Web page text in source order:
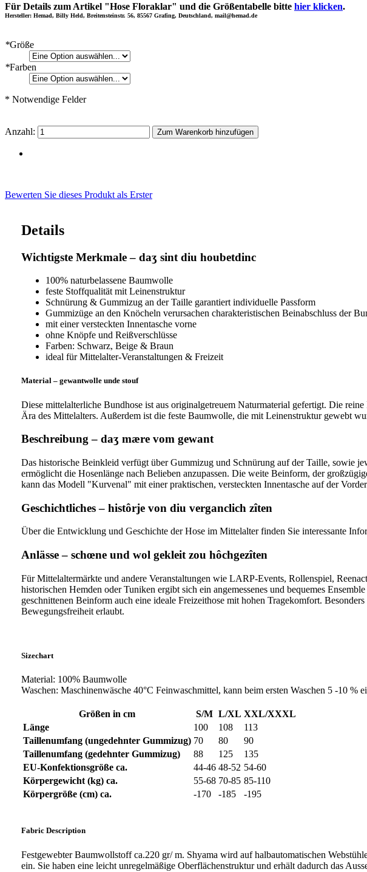
Für Details zum Artikel "Hose Floraklar" und die Größentabelle bitte hier klicken.
Hersteller: Hemad, Billy Held, Breitensteinstr. 56, 85567 Grafing, Deutschland, mail@hemad.de
*Größe
*Farben
* Notwendige Felder
Anzahl: Zum Warenkorb hinzufügen
Bewerten Sie dieses Produkt als Erster
Details
Wichtigste Merkmale – daʒ sint diu houbetdinc
100% naturbelassene Baumwolle
feste Stoffqualität mit Leinenstruktur
Schnürung & Gummizug an der Taille garantiert individuelle Passform
Gummizüge an den Knöcheln verursachen charakteristischen Beinabschluss der
mit einer versteckten Innentasche vorne
ohne Knöpfe und Reißverschlüsse
Farben: Schwarz, Beige & Braun
ideal für Mittelalter-Veranstaltungen & Freizeit
Material – gewantwolle unde stouf
Diese mittelalterliche Bundhose ist aus originalgetreuem Naturmaterial gefertigt. Die
Ära des Mittelalters. Außerdem ist die feste Baumwolle, die mit Leinenstruktur gewebt
Beschreibung – daʒ mære vom gewant
Das historische Beinkleid verfügt über Gummizug und Schnürung auf der Taille, sowie
ermöglicht die Hosenlänge nach Belieben anzupassen. Die weite Beinform, der
kann das Modell "Kurvenal" mit einer praktischen, versteckten Innentasche auf der
Geschichtliches – histôrje von diu verganclich zîten
Über die Entwicklung und Geschichte der Hose im Mittelalter finden Sie interessante
Anlässe – schœne und wol gekleit zou hôchgezîten
Für Mittelaltermärkte und andere Veranstaltungen wie LARP-Events, Rollenspiel,
historischen Hemden oder Tuniken ergibt sich ein angemessenes und bequemes
geschnittenen Beinform auch eine ideale Freizeithose mit hohen Tragekomfort.
Bewegungsfreiheit erlaubt.
Sizechart
Material: 100% Baumwolle
Waschen: Maschinenwäsche 40°C Feinwaschmittel, kann beim ersten Waschen 5 -10 %
Größen in cm S/M L/XL XXL/XXXL
Länge
100 108
113
Taillenumfang (ungedehnter Gummizug) 70 80
90
Taillenumfang (gedehnter Gummizug)
88 125
135
EU-Konfektionsgröße ca.
44-46 48-52 54-60
Körpergewicht (kg) ca.
55-68 70-85 85-110
Körpergröße (cm) ca.
-170 -185 -195
Fabric Description
Festgewebter Baumwollstoff ca.220 gr/ m. Shyama wird auf halbautomatischen
ein. Sie haben eine leicht unregelmäßige Oberflächenstruktur und erhält dadurch das